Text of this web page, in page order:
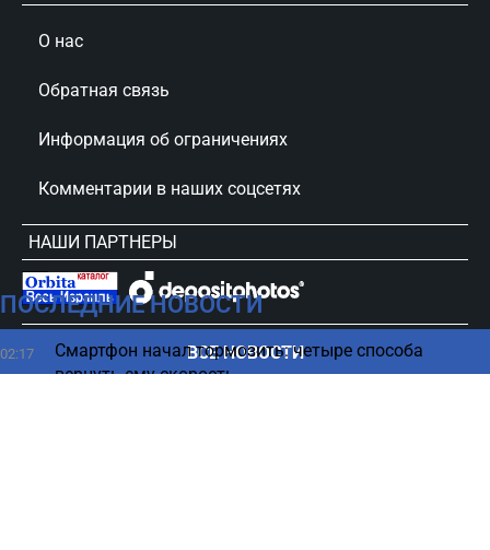
ПОСЛЕДНИЕ НОВОСТИ
02:17
Смартфон начал тормозить: четыре способа
вернуть ему скорость
ВСЕ НОВОСТИ
О нас
Обратная связь
Информация об ограничениях
Комментарии в наших соцсетях
НАШИ ПАРТНЕРЫ
сursorinfo.co.il © Все права защищены